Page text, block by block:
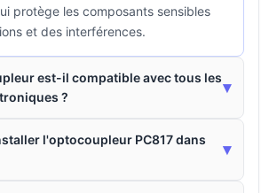
protège les composants sensibles
et des interférences.
est-il compatible avec tous les
?
▾
l'optocoupleur PC817 dans
▾